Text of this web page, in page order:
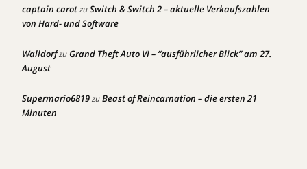
captain carotzuSwitch & Switch 2 – aktuelle Verkaufszahlen
von Hard- und Software
WalldorfzuGrand Theft Auto VI – “ausführlicher Blick” am 27.
August
Supermario6819zuBeast of Reincarnation – die ersten 21
Minuten